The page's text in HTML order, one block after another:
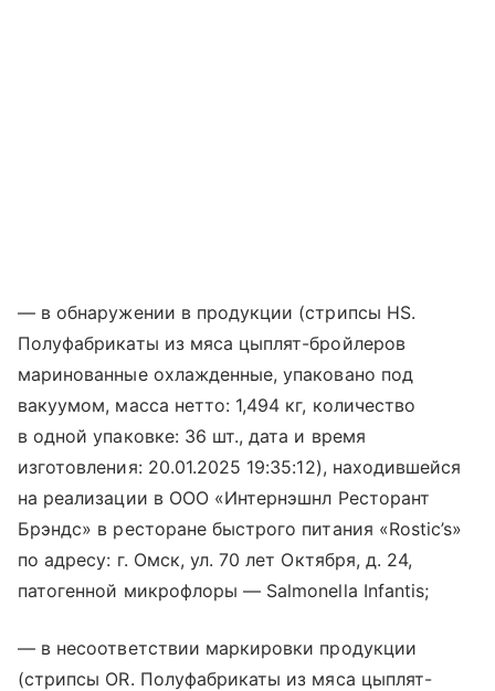
— в обнаружении в продукции (стрипсы HS.
Полуфабрикаты из мяса цыплят-бройлеров
маринованные охлажденные, упаковано под
вакуумом, масса нетто: 1,494 кг, количество
в одной упаковке: 36 шт., дата и время
изготовления: 20.01.2025 19:35:12), находившейся
на реализации в ООО «Интернэшнл Ресторант
Брэндс» в ресторане быстрого питания «Rostic’s»
по адресу: г. Омск, ул. 70 лет Октября, д. 24,
патогенной микрофлоры — Salmonella Infantis;
— в несоответствии маркировки продукции
(стрипсы OR. Полуфабрикаты из мяса цыплят-